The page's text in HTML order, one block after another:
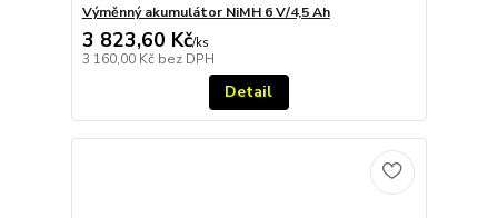
Výměnný akumulátor NiMH 6 V/4,5 Ah
3 823,60 Kč/ks
3 160,00 Kč bez DPH
Detail